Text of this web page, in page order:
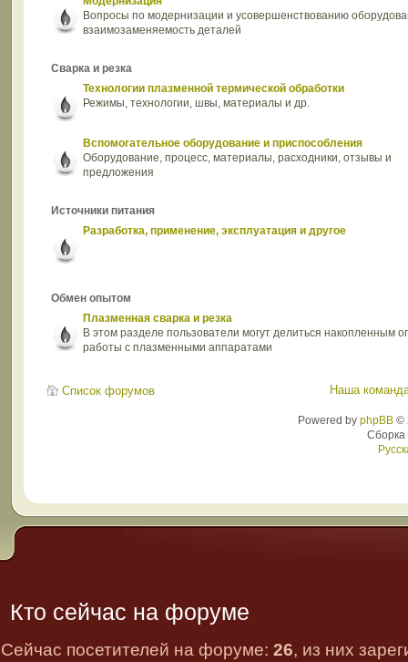
Вопросы по модернизации и усовершенствованию
взаимозаменяемость деталей
Сварка и резка
Технологии плазменной термической обработки
Режимы, технологии, швы, материалы и др.
Вспомогательное оборудование и приспособления
Оборудование, процесс, материалы, расходники, отзывы и
предложения
Источники питания
Разработка, применение, эксплуатация и другое
Обмен опытом
Плазменная сварка и резка
В этом разделе пользователи могут делиться накопленным
работы с плазменными аппаратами
Список форумов Наша
Powered by phpBB©
Кто сейчас на форуме
Сейчас посетителей на форуме: 26, из них